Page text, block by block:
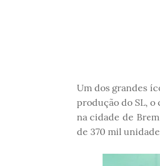
Um dos grandes
produção do SL, o
na cidade de
de 370 mil